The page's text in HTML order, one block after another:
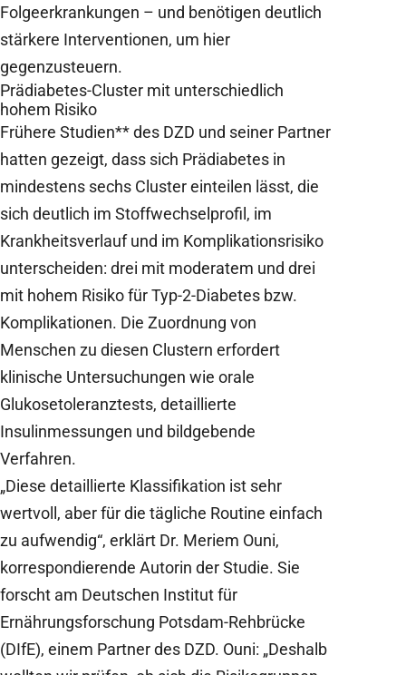
Folgeerkrankungen – und benötigen deutlich
stärkere Interventionen, um hier
gegenzusteuern.
Prädiabetes-Cluster mit unterschiedlich
hohem Risiko
Frühere Studien** des DZD und seiner Partner
hatten gezeigt, dass sich Prädiabetes in
mindestens sechs Cluster einteilen lässt, die
sich deutlich im Stoffwechselprofil, im
Krankheitsverlauf und im Komplikationsrisiko
unterscheiden: drei mit moderatem und drei
mit hohem Risiko für Typ-2-Diabetes bzw.
Komplikationen. Die Zuordnung von
Menschen zu diesen Clustern erfordert
klinische Untersuchungen wie orale
Glukosetoleranztests, detaillierte
Insulinmessungen und bildgebende
Verfahren.
„Diese detaillierte Klassifikation ist sehr
wertvoll, aber für die tägliche Routine einfach
zu aufwendig“, erklärt Dr. Meriem Ouni,
korrespondierende Autorin der Studie. Sie
forscht am Deutschen Institut für
Ernährungsforschung Potsdam-Rehbrücke
(DIfE), einem Partner des DZD. Ouni: „Deshalb